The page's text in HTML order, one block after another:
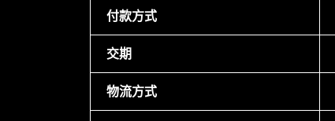
付款方式
交期
物流方式